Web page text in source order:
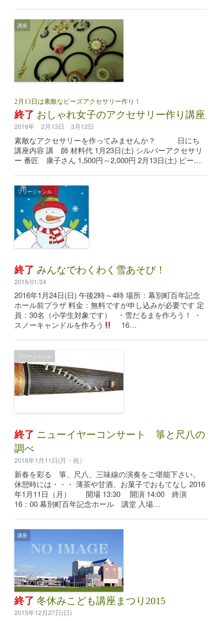
講座
2月13日は素敵なビーズアクセサリー作り！
終了 おしゃれ女子のアクセサリー作り講座
2016年 2月13日 3月12日
素敵なアクセサリーを作ってみませんか？ 日にち
講座内容 講 師 材料代 1月23日(土) シルバーアクセサリ
ー 番匠 康子さん 1,500円～2,000円 2月13日(土) ビー…
フリージャンル
終了みんなでわくわく雪あそび！
2016/01/24
2016年1月24日(日) 午後2時～4時 場所：幕別町百年記念
ホール前プラザ 料金：無料ですが申し込みが必要です 定
員：30名（小学生対象です） ・雪だるまを作ろう！ ・
スノーキャンドルを作ろう
16…
フリージャンル
終了 ニューイヤーコンサート 箏と尺八の
調べ
2016年1月11日(月・祝）
新春を彩る 箏、尺八、三味線の演奏をご堪能下さい。
休憩時には・・・ 薄茶や甘酒、お菓子でおもてなし 2016
年1月11日（月） 開場 13:30 開演 14:00 終演
16：00 幕別町百年記念ホール 講堂 入場…
講座
終了冬休みこども講座まつり2015
2015年12月27日(日)